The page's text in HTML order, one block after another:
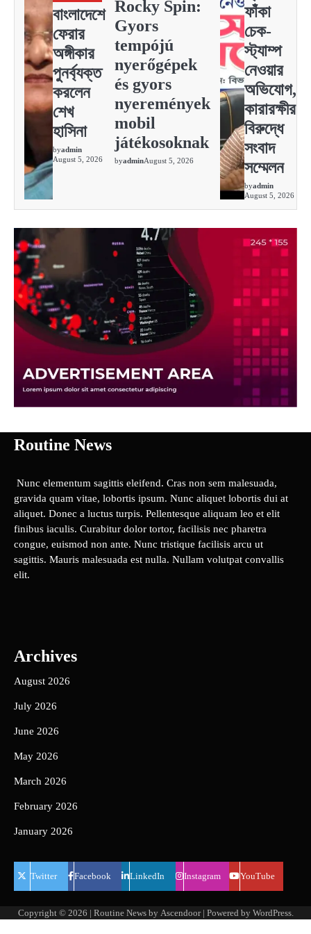
বাংলাদেশে
ফেরার
অঙ্গীকার
পুনর্ব্যক্ত
করলেন
শেখ
হাসিনা
byadmin
August 5, 2026
Rocky Spin:
Gyors
tempójú
nyerőgépek
és gyors
nyeremények
mobil
játékosoknak
byadminAugust 5, 2026
ফাঁকা
চেক-
স্ট্যাম্প
নেওয়ার
অভিযোগ,
কারারক্ষীর
বিরুদ্ধে
সংবাদ
সম্মেলন
byadmin
August 5, 2026
Routine News
Nunc elementum sagittis eleifend. Cras non sem malesuada,
gravida quam vitae, lobortis ipsum. Nunc aliquet lobortis dui at
aliquet. Donec a luctus turpis. Pellentesque aliquam leo et elit
finibus iaculis. Curabitur dolor tortor, facilisis nec pharetra
congue, euismod non ante. Nunc tristique facilisis arcu ut
sagittis. Mauris malesuada est nulla. Nullam volutpat convallis
elit.
Archives
August 2026
July 2026
June 2026
May 2026
March 2026
February 2026
January 2026
Twitter Facebook LinkedIn Instagram YouTube
Copyright © 2026 | Routine News by Ascendoor| Powered by WordPress.